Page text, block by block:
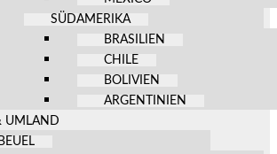
SÜDAMERIKA
BRASILIEN
CHILE
BOLIVIEN
ARGENTINIEN
UMLAND
BEUEL